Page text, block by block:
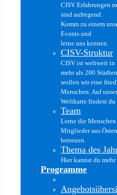
CISV Erfahrungen
sind aufregend.
Komm zu einem
Events und
lerne uns kennen.
CISV-Struktur
CISV ist weltweit in
mehr als 200
wollen wir eine
Menschen. Auf
Weltkarte findest
Team
Lerne die
Mitglieder aus
betreuen.
Thema des
Hier kannst du mehr
Programme